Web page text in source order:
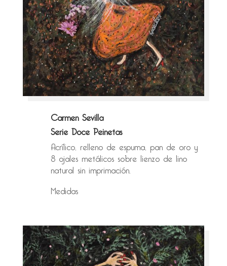
Carmen Sevilla
Serie Doce Peinetas
Acrílico, relleno de espuma, pan de oro y
8 ojales metálicos sobre lienzo de lino
natural sin imprimación.
Medidas